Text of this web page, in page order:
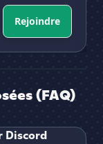
Rejoindre
(FAQ)
Discord